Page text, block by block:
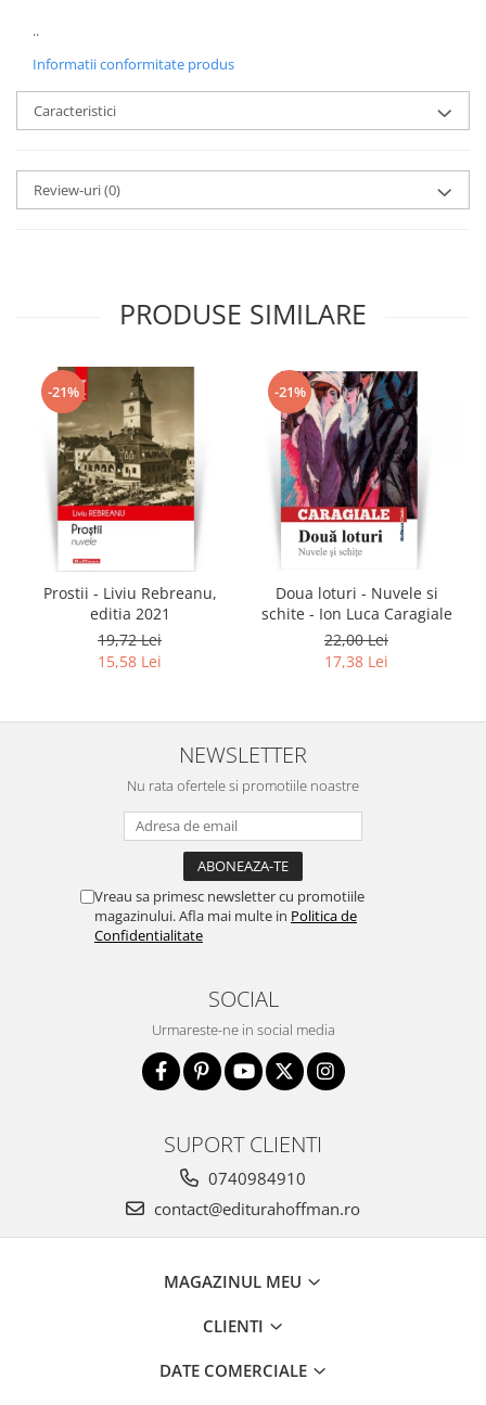
..
Informatii conformitate produs
Caracteristici
Review-uri(0)
PRODUSE SIMILARE
-21%
Prostii - Liviu Rebreanu,
editia 2021
19,72 Lei
15,58 Lei
-21%
Doua loturi - Nuvele si
schite - Ion Luca Caragiale
22,00 Lei
17,38 Lei
NEWSLETTER
Nu rata ofertele si promotiile noastre
Vreau sa primesc newsletter cu promotiile
magazinului. Afla mai multe in Politica de
Confidentialitate
SOCIAL
Urmareste-ne in social media
SUPORT CLIENTI
0740984910
contact@editurahoffman.ro
MAGAZINUL MEU
CLIENTI
DATE COMERCIALE